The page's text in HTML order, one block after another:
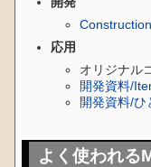
応用
オリジナル
開発資料/
開発資料/ひ
よく使われる